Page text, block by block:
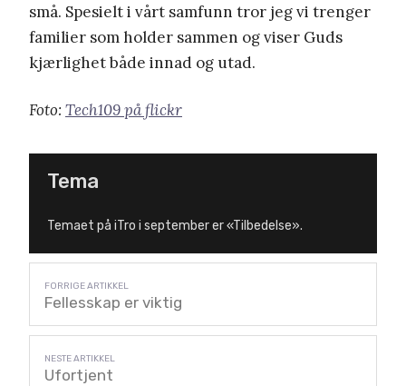
små. Spesielt i vårt samfunn tror jeg vi trenger
familier som holder sammen og viser Guds
kjærlighet både innad og utad.
Foto: Tech109 på flickr
Tema
Temaet på iTro i september er «Tilbedelse».
Fellesskap er viktig
Ufortjent